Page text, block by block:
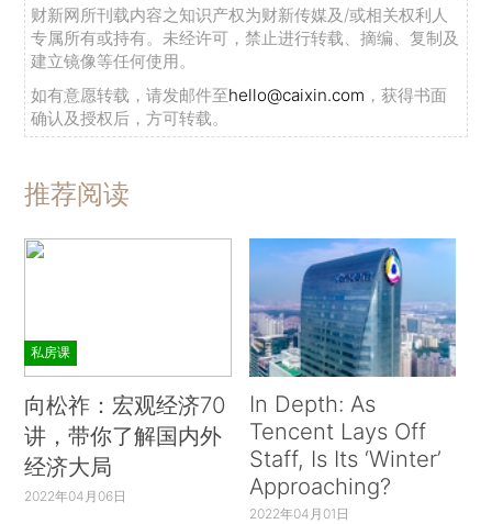
财新网所刊载内容之知识产权为财新传媒及/或相关权利人
专属所有或持有。未经许可，禁止进行转载、摘编、复制及
建立镜像等任何使用。
如有意愿转载，请发邮件至hello@caixin.com ，获得书面
确认及授权后，方可转载。
推荐阅读
私房课
向松祚：宏观经济70
讲，带你了解国内外
经济大局
2022年04月06日
In Depth: As
Tencent Lays Off
Staff, Is Its ‘Winter’
Approaching?
2022年04月01日